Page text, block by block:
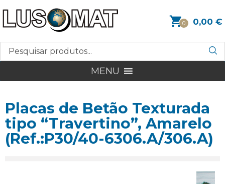
0 0,00 €
MENU
Placas de Betão Texturada
tipo “Travertino”, Amarelo
(Ref.:P30/40-6306.A/306.A)